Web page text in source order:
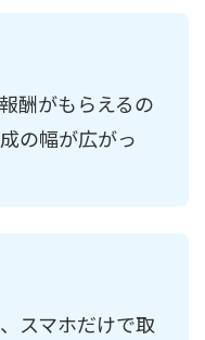
酬がもらえるの
の幅が広がっ
スマホだけで取